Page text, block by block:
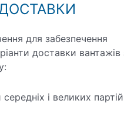
для забезпечення
доставки вантажів
і великих партій